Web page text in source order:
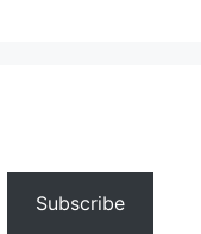
Subscribe